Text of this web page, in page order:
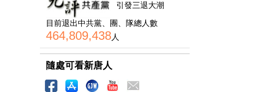
引發三退大潮
目前退出中共黨、團、隊總人數
464,809,438人
隨處可看新唐人